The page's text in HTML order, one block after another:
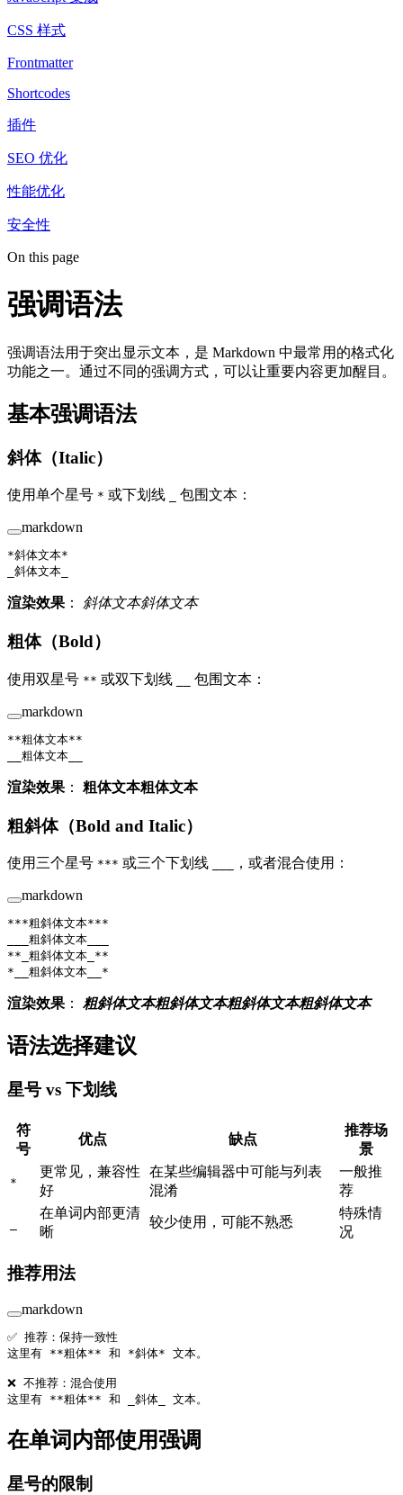
CSS 样式
Frontmatter
Shortcodes
插件
SEO 优化
性能优化
安全性
On this page
强调语法
强调语法用于突出显示文本，是 Markdown 中最常用的格式化
功能之一。通过不同的强调方式，可以让重要内容更加醒目。
基本强调语法
斜体（Italic）
使用单个星号 * 或下划线 包围文本：
markdown
*斜体文本*
_斜体文本_
渲染效果： 斜体文本斜体文本
粗体（Bold）
使用双星号 ** 或双下划线 包围文本：
markdown
**粗体文本**
__粗体文本__
渲染效果 ： 粗体文本粗体文本
粗斜体（Bold and Italic）
使用三个星号 *** 或三个下划线 ，或者混合使用：
markdown
***粗斜体文本***
粗斜体文本___
** _粗斜体文本_ **
* __粗斜体文本__ *
渲染效果 ： 粗斜体文本粗斜体文本粗斜体文本粗斜体文本
语法选择建议
星号 vs 下划线
符
号
优点 缺点
推荐场
景
*
更常见，兼容性
好
在某些编辑器中可能与列表
混淆
一般推
荐
在单词内部更清
晰
较少使用，可能不熟悉
特殊情
况
推荐用法
markdown
✅ 推荐：保持一致性
这里有 **粗体** 和 *斜体* 文本。
❌ 不推荐：混合使用
这里有 **粗体** 和 _斜体_ 文本。
在单词内部使用强调
星号的限制